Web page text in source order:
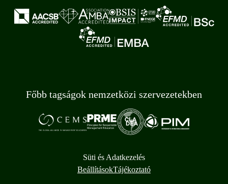
Főbb tagságok nemzetközi szervezetekben
Süti és Adatkezelés
BeállításokTájékoztató